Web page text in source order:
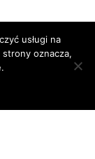
usługi na
oznacza,